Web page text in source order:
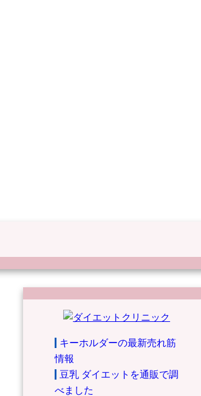
キーホルダーの最新売れ筋
情報
豆乳 ダイエットを通販で調
べました